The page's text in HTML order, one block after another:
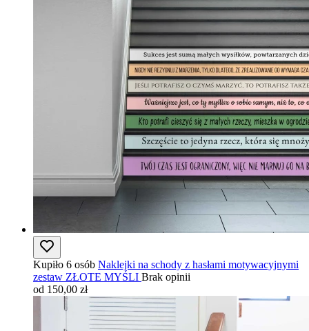
Kupiło 6 osób Naklejki na schody z hasłami motywacyjnymi
zestaw ZŁOTE MYŚLI Brak opinii
od 150,00 zł